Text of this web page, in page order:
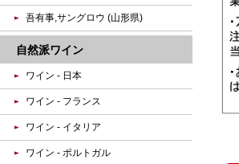
吾有事,サングロウ (山形県)
自然派ワイン
ワイン - 日本
ワイン - フランス
ワイン - イタリア
ワイン - ポルトガル